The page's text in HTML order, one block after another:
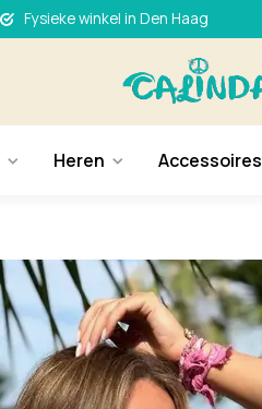
Fysieke winkel in Den Haag
Heren Accessoires